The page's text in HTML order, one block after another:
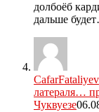
долбоёб
дальше
CafarFataliyev
латераля…
Чуквуезе